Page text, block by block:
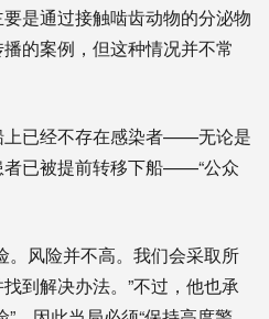
是通过接触啮齿动物的分泌物
的案例，但这种情况并不常
上已经不存在感染者——无论是
者已被提前转移下船——“公众
。风险并不高。我们会采取所
到解决办法。”不过，他也承